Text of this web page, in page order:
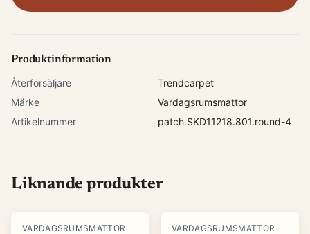
Produktinformation
Återförsäljare
Trendcarpet
Märke
Vardagsrumsmattor
Artikelnummer
patch.SKD11218.801.round-4
Liknande produkter
VARDAGSRUMSMATTOR VARDAGSRUMSMATTOR